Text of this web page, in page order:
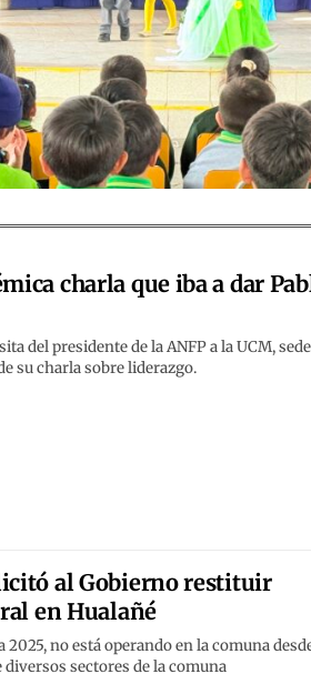
charla que iba a dar
del presidente de la ANFP a la UCM, sede
su charla sobre liderazgo.
al Gobierno restituir
en Hualañé
no está operando en la comuna
sectores de la comuna